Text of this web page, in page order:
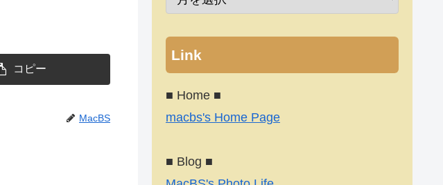
コピー
MacBS
Link
■ Home ■
macbs's Home Page
■ Blog ■